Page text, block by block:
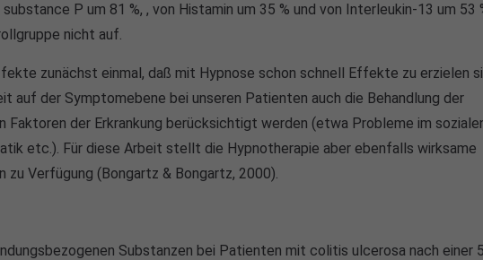
P um 81 %, , von Histamin um 35 % und von Interleukin-13 um
nicht auf.
zunächst einmal, daß mit Hypnose schon schnell Effekte zu erzielen
auf der Symptomebene bei unseren Patienten auch die Behandlung der
Faktoren der Erkrankung berücksichtigt werden (etwa Probleme im
etc.). Für diese Arbeit stellt die Hypnotherapie aber ebenfalls wirksame
zu Verfügung (Bongartz & Bongartz, 2000).
Substanzen bei Patienten mit colitis ulcerosa nach einer